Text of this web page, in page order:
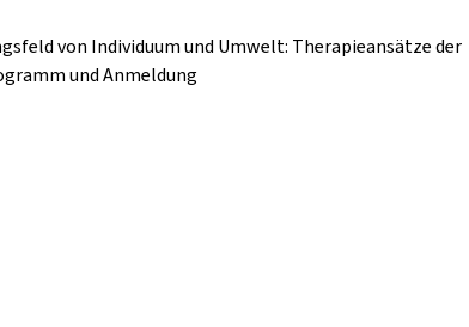
von Individuum und Umwelt: Therapieansätze der
und Anmeldung